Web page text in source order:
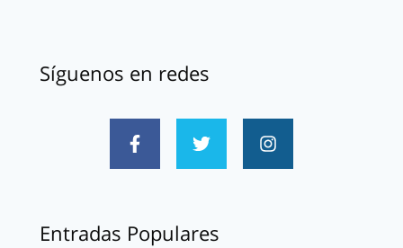
Síguenos en redes
Entradas Populares